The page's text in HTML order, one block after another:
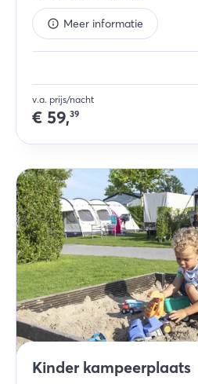
Meer informatie
v.a. prijs/nacht
€ 59,39
Kinder kampeerplaats